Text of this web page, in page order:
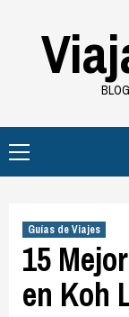
contenido
principal
Guías de Viajes
15
en Koh